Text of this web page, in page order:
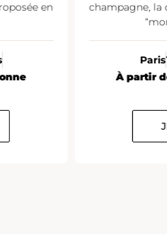
en
champagne, la
Paris
À partir